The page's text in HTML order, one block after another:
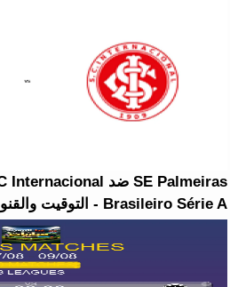
Brasileiro Série A - التوقيت والقنوات 2026-08-09